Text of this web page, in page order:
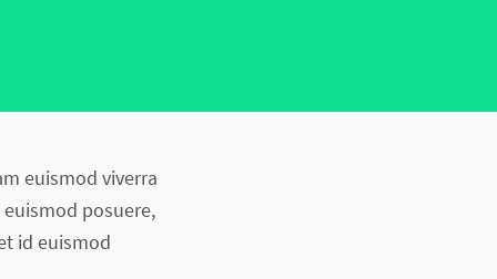
euismod viverra
posuere,
id euismod